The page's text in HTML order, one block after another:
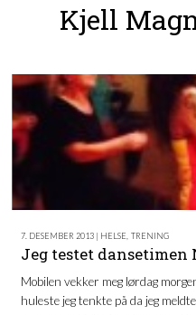
Kjell
7. DESEMBER 2013 | HELSE TRENING
Jeg testet dansetimen
Mobilen vekker meg lørdag
huleste jeg tenkte på da jeg